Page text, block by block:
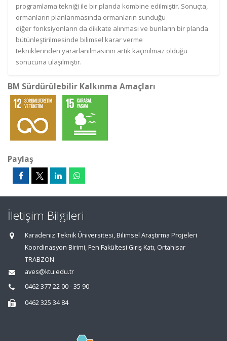
programlama tekniği ile bir planda kombine edilmiştir. Sonuçta,
ormanların planlanmasında ormanların sunduğu
diğer fonksiyonların da dikkate alınması ve bunların bir planda
bütünleştirilmesinde bilimsel karar verme
tekniklerinden yararlanılmasının artık kaçınılmaz olduğu
sonucuna ulaşılmıştır.
BM Sürdürülebilir Kalkınma Amaçları
Paylaş
İletişim Bilgileri
Karadeniz Teknik Üniversitesi, Bilimsel Araştırma Projeleri
Koordinasyon Birimi, Fen Fakültesi Giriş Katı, Ortahisar
TRABZON
aves@ktu.edu.tr
0462 377 22 00 - 35 90
0462 325 34 84